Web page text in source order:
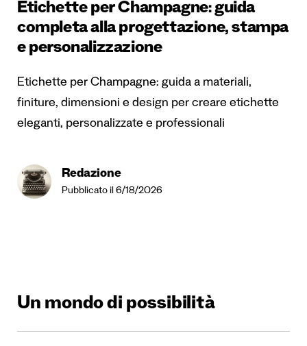
Etichette per Champagne: guida
completa alla progettazione, stampa
e personalizzazione
Etichette per Champagne: guida a materiali,
finiture, dimensioni e design per creare etichette
eleganti, personalizzate e professionali
Redazione
Pubblicato il 6/18/2026
Un mondo di possibilità